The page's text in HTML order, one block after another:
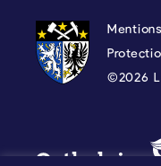
PROTECTION
©2026